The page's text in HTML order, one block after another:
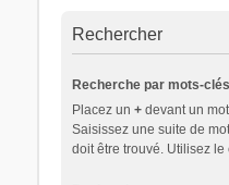
Rechercher
Recherche par mots-
Placez un +devant un
Saisissez une suite de
doit être trouvé. Utilisez